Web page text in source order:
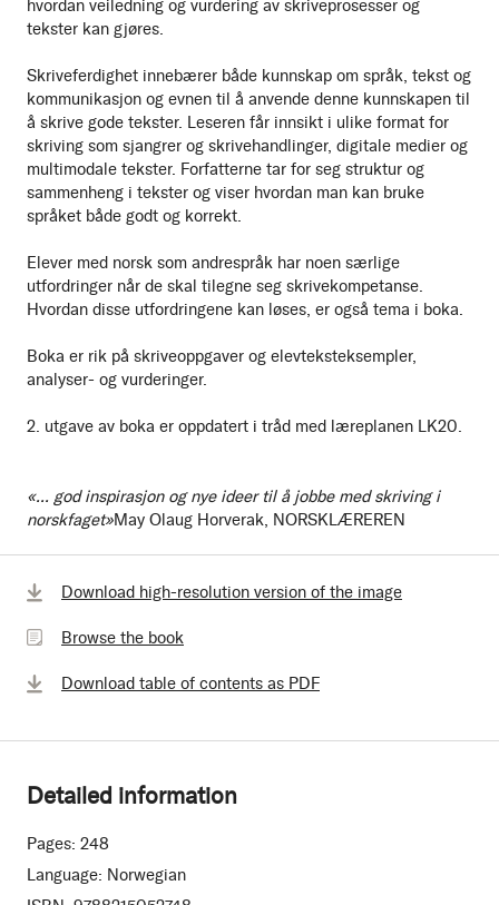
hvordan veiledning og vurdering av skriveprosesser og
tekster kan gjøres.
Skriveferdighet innebærer både kunnskap om språk, tekst og
kommunikasjon og evnen til å anvende denne kunnskapen til
å skrive gode tekster. Leseren får innsikt i ulike format for
skriving som sjangrer og skrivehandlinger, digitale medier og
multimodale tekster. Forfatterne tar for seg struktur og
sammenheng i tekster og viser hvordan man kan bruke
språket både godt og korrekt.
Elever med norsk som andrespråk har noen særlige
utfordringer når de skal tilegne seg skrivekompetanse.
Hvordan disse utfordringene kan løses, er også tema i boka.
Boka er rik på skriveoppgaver og elevteksteksempler,
analyser- og vurderinger.
2. utgave av boka er oppdatert i tråd med læreplanen LK20.
«... god inspirasjon og nye ideer til å jobbe med skriving i
norskfaget»May Olaug Horverak, NORSKLÆREREN
Download high-resolution version of the image
Browse
the
bookBrowse the book
Download table of contents as PDF
Detailed information
Pages: 248
Language: Norwegian